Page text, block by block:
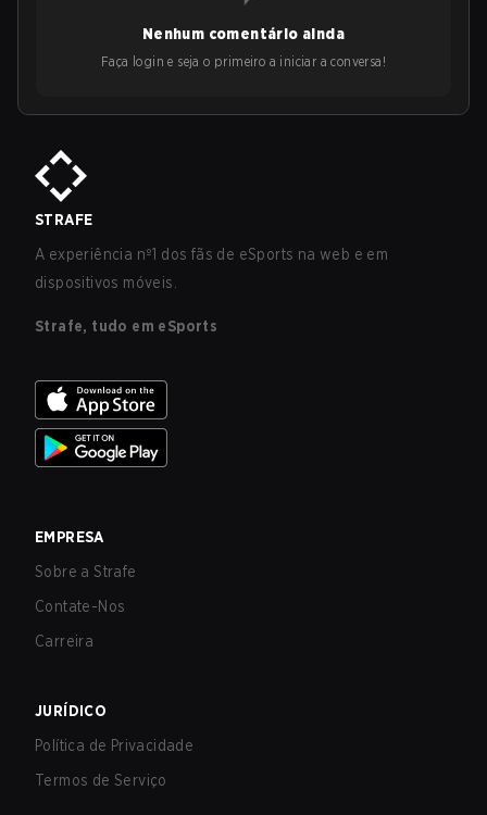
Nenhum comentário ainda
Faça login e seja o primeiro a iniciar a conversa!
STRAFE
A experiência nº1 dos fãs de eSports na web e em
dispositivos móveis.
Strafe, tudo em eSports
EMPRESA
Sobre a Strafe
Contate-Nos
Carreira
JURÍDICO
Política de Privacidade
Termos de Serviço